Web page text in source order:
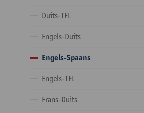
Duits-TFL
Engels-Duits
Engels-Spaans
Engels-TFL
Frans-Duits